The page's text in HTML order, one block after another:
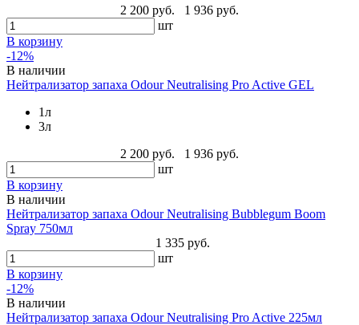
2 200 руб.
1 936 руб.
шт
В корзину
-12%
В наличии
Нейтрализатор запаха Odour Neutralising Pro Active GEL
1л
3л
2 200 руб.
1 936 руб.
шт
В корзину
В наличии
Нейтрализатор запаха Odour Neutralising Bubblegum Boom
Spray 750мл
1 335 руб.
шт
В корзину
-12%
В наличии
Нейтрализатор запаха Odour Neutralising Pro Active 225мл